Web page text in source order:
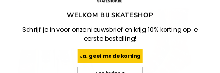
WELKOM BIJ SKATESHOP
Schrijf je in voor onze nieuwsbrief en krijg 10% korting op je
eerste bestelling!
Ja, geef me de korting